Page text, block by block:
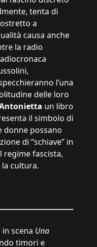
tenta di
a
causa anche
la radio
l’una
delle loro
un libro
il simbolo di
donne possano
di “schiave” in
regime fascista,
cultura.
scena Una
timori e